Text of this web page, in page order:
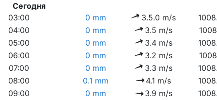
Сегодня
03:00
0 mm 3.5.0 m/s
04:00
0 mm 3.5 m/s
05:00
0 mm 3.4 m/s
06:00
0 mm 3.2 m/s
07:00
0 mm 3.3 m/s
08:00
0.1 mm 4.1 m/s
09:00
0 mm 3.9 m/s